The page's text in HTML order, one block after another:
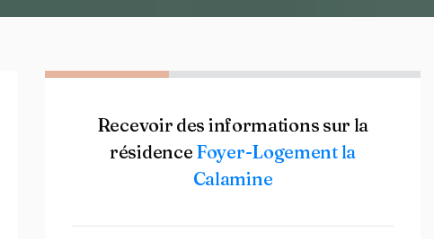
Recevoir des informations sur la
résidence Foyer-Logement la
Calamine